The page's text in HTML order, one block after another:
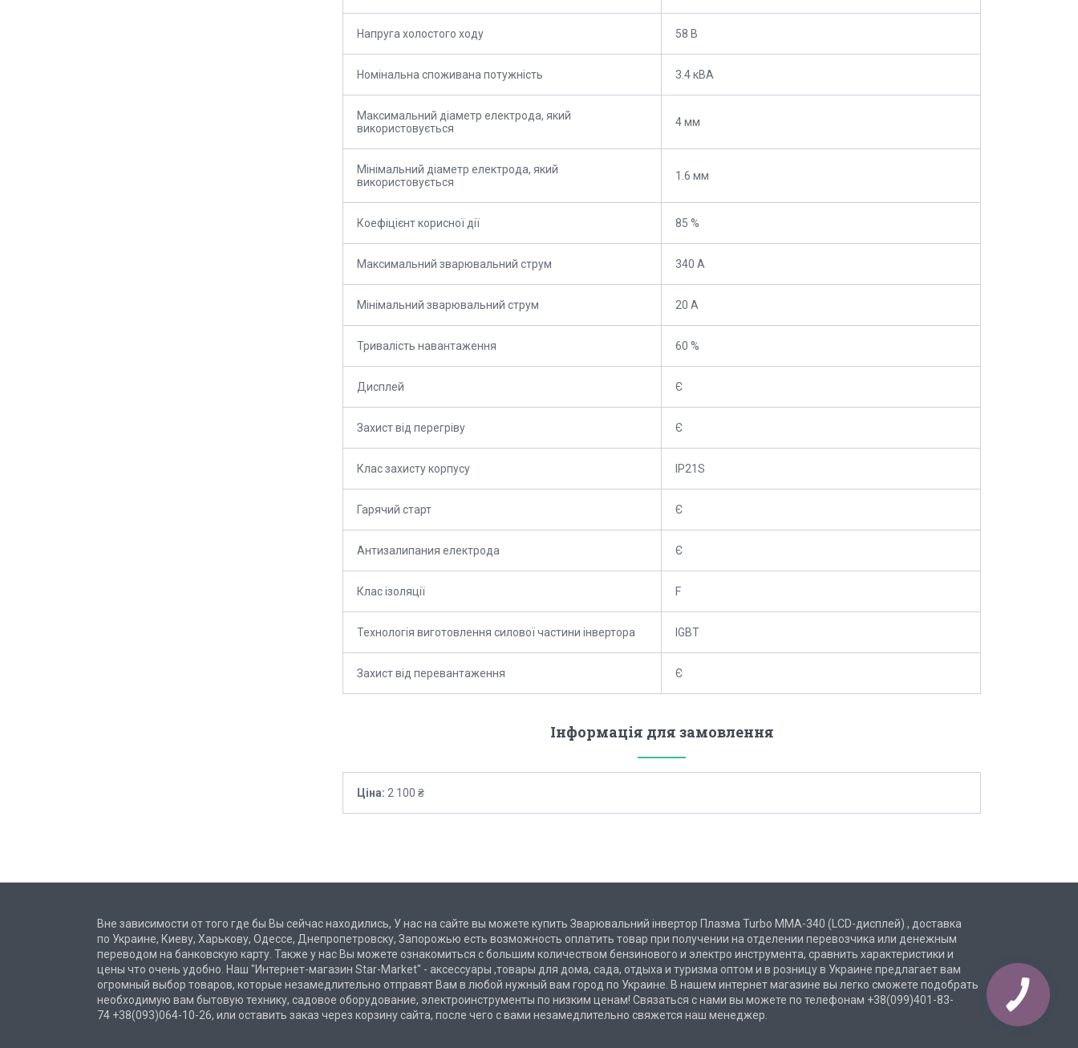
Напруга холостого ходу 58 В
Номінальна споживана потужність 3.4 кВА
Максимальний діаметр електрода, який
використовується
4 мм
Мінімальний діаметр електрода, який
використовується
1.6 мм
Коефіцієнт корисної дії 85 %
Максимальний зварювальний струм 340 А
Мінімальний зварювальний струм 20 А
Тривалість навантаження 60 %
Дисплей Є
Захист від перегріву Є
Клас захисту корпусу IP21S
Гарячий старт Є
Антизалипания електрода Є
Клас ізоляції F
Технологія виготовлення силової частини інвертора IGBT
Захист від перевантаження Є
Інформація для замовлення
Ціна: 2 100 ₴
Вне зависимости от того где бы Вы сейчас находились, У нас на сайте вы можете купить Зварювальний інвертор Плазма Turbo ММА-340 (LCD-дисплей) , доставка
по Украине, Киеву, Харькову, Одессе, Днепропетровску, Запорожью есть возможность оплатить товар при получении на отделении перевозчика или денежным
переводом на банковскую карту. Также у нас Вы можете ознакомиться с большим количеством бензинового и электро инструмента, сравнить характеристики и
цены что очень удобно. Наш "Интернет-магазин Star-Market" - аксессуары ,товары для дома, сада, отдыха и туризма оптом и в розницу в Украине предлагает вам
огромный выбор товаров, которые незамедлительно отправят Вам в любой нужный вам город по Украине. В нашем интернет магазине вы легко сможете подобрать
необходимую вам бытовую технику, садовое оборудование, электроинструменты по низким ценам! Связаться с нами вы можете по телефонам +38(099)401-83-
74 +38(093)064-10-26, или оставить заказ через корзину сайта, после чего с вами незамедлительно свяжется наш менеджер.